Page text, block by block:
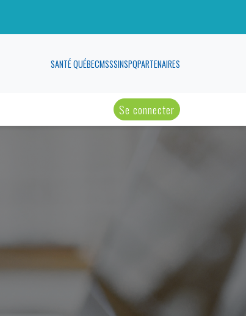
SANTÉ QUÉBECMSSSINSPQPARTENAIRES
Se connecter